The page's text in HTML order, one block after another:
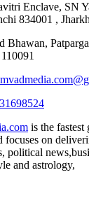
Enclave, SN
834001 ,
Bhawan,
is the
focuses on
political
and astrology,